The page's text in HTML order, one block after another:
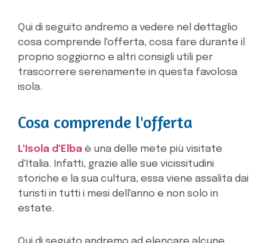
Qui di seguito andremo a vedere nel dettaglio
cosa comprende l'offerta, cosa fare durante il
proprio soggiorno e altri consigli utili per
trascorrere serenamente in questa favolosa
isola.
Cosa comprende l'offerta
L'Isola d'Elba è una delle mete più visitate
d'Italia. Infatti, grazie alle sue vicissitudini
storiche e la sua cultura, essa viene assalita dai
turisti in tutti i mesi dell'anno e non solo in
estate.